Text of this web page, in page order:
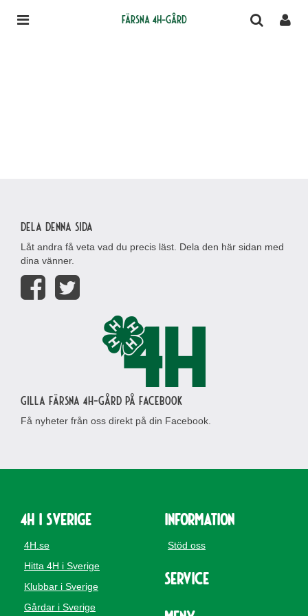
Färsna 4H-gård
Dela denna sida
Låt andra få veta vad du precis läst. Dela den här sidan med
dina vänner.
Gilla Färsna 4H-gård på Facebook
Få nyheter från oss direkt på din Facebook.
4H i Sverige
4H.se
Hitta 4H i Sverige
Klubbar i Sverige
Gårdar i Sverige
Information
Stöd oss
Service